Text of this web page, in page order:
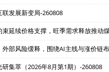
发展新变局-260808
延续价格支撑，旺季需求释放推动
部风险缓释，围绕AI主线与涨价链
集萃（2026年8月第1期）-260808